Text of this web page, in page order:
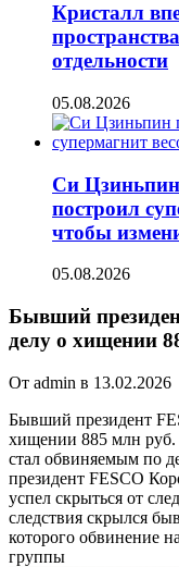
Кристалл
отдельности
05.08.2026
Си
построил
чтобы
05.08.2026
Бывший
делу о хищении
От admin в 13.02.2026
Бывший президент
хищении 885 млн руб.
стал обвиняемым по
президент FESCO
успел скрыться от
следствия скрылся
которого обвинение
группы